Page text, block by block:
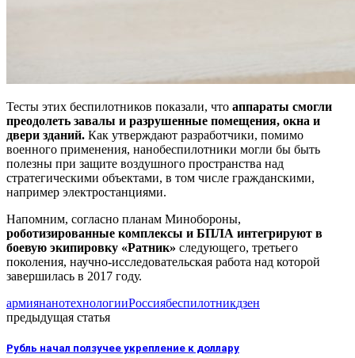
Тесты этих беспилотников показали, что аппараты смогли
преодолеть завалы и разрушенные помещения, окна и
двери зданий. Как утверждают разработчики, помимо
военного применения, нанобеспилотники могли бы быть
полезны при защите воздушного пространства над
стратегическими объектами, в том числе гражданскими,
например электростанциями.
Напомним, согласно планам Минобороны,
роботизированные комплексы и БПЛА интегрируют в
боевую экипировку «Ратник» следующего, третьего
поколения, научно-исследовательская работа над которой
завершилась в 2017 году.
армиянанотехнологииРоссиябеспилотникдзен
предыдущая статья
Рубль начал ползучее укрепление к доллару